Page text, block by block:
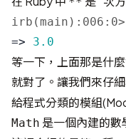
irb(main):006:0>
=>
3.0
等一下，上面那是什
就對了。讓我們來仔
給程式分類的模組
Math 是一個內建的數